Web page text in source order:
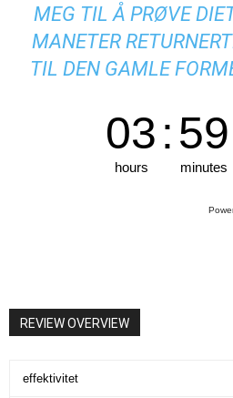
MEG TIL Å PRØVE
MANETER
TIL DEN GAMLE
03
hours
:59
minutes
REVIEW OVERVIEW
effektivitet